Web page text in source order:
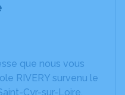
que nous vous
RIVERY survenu le
Cyr-sur-Loire.